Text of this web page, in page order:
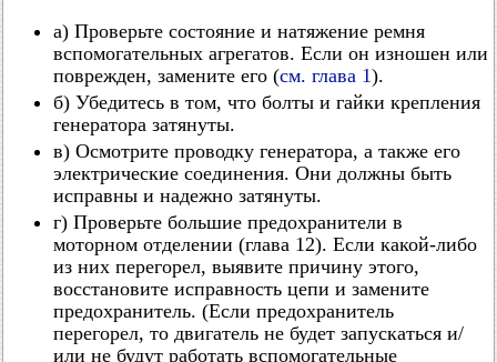
а) Проверьте состояние и натяжение ремня
вспомогательных агрегатов. Если он изношен или
поврежден, замените его (см. глава 1).
б) Убедитесь в том, что болты и гайки крепления
генератора затянуты.
в) Осмотрите проводку генератора, а также его
электрические соединения. Они должны быть
исправны и надежно затянуты.
г) Проверьте большие предохранители в
моторном отделении (глава 12). Если какой-либо
из них перегорел, выявите причину этого,
восстановите исправность цепи и замените
предохранитель. (Если предохранитель
перегорел, то двигатель не будет запускаться и/
или не будут работать вспомогательные